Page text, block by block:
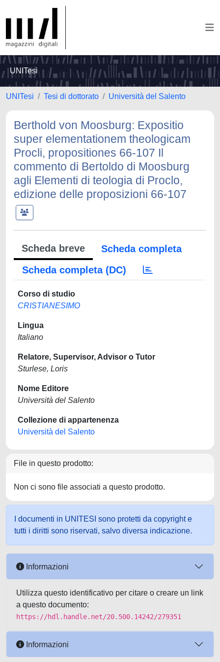
UNITesi
UNITesi Tesi di dottorato Università del Salento
Berthold von Moosburg: Expositio
super elementationem theologicam
Procli, propositiones 66-107 Il
commento di Bertoldo di Moosburg
agli Elementi di teologia di Proclo,
edizione delle proposizioni 66-107
Scheda breve
Scheda completa
Scheda completa (DC)
Corso di studio
CRISTIANESIMO
Lingua
Italiano
Relatore, Supervisor, Advisor o Tutor
Sturlese, Loris
Nome Editore
Università del Salento
Collezione di appartenenza
Università del Salento
File in questo prodotto:
Non ci sono file associati a questo prodotto.
I documenti in UNITESI sono protetti da copyright e
tutti i diritti sono riservati, salvo diversa indicazione.
Informazioni
Utilizza questo identificativo per citare o creare un link
a questo documento:
https://hdl.handle.net/20.500.14242/279351
Informazioni